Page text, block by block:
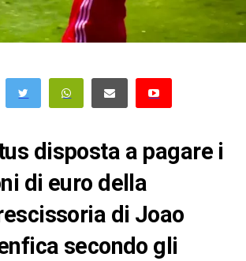
disposta a pagare i
di euro della
di Joao
secondo gli